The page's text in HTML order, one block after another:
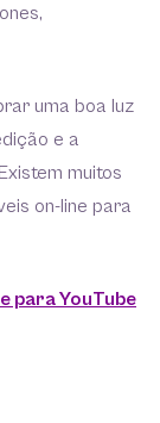
uma boa luz
e a
muitos
on-line para
para YouTube